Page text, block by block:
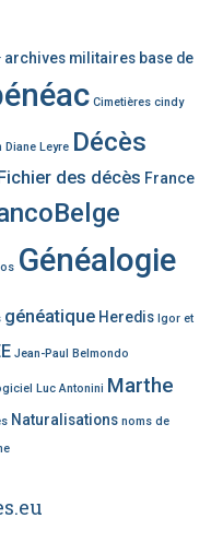
archives militaires base de
Cimetières cindy
Diane Leyre Décès
des décès France
Généalogie
généatique Heredis Igor et
Jean-Paul Belmondo
Luc Antonini Marthe
Naturalisations noms de